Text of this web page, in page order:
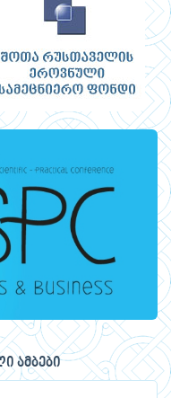
ამბები